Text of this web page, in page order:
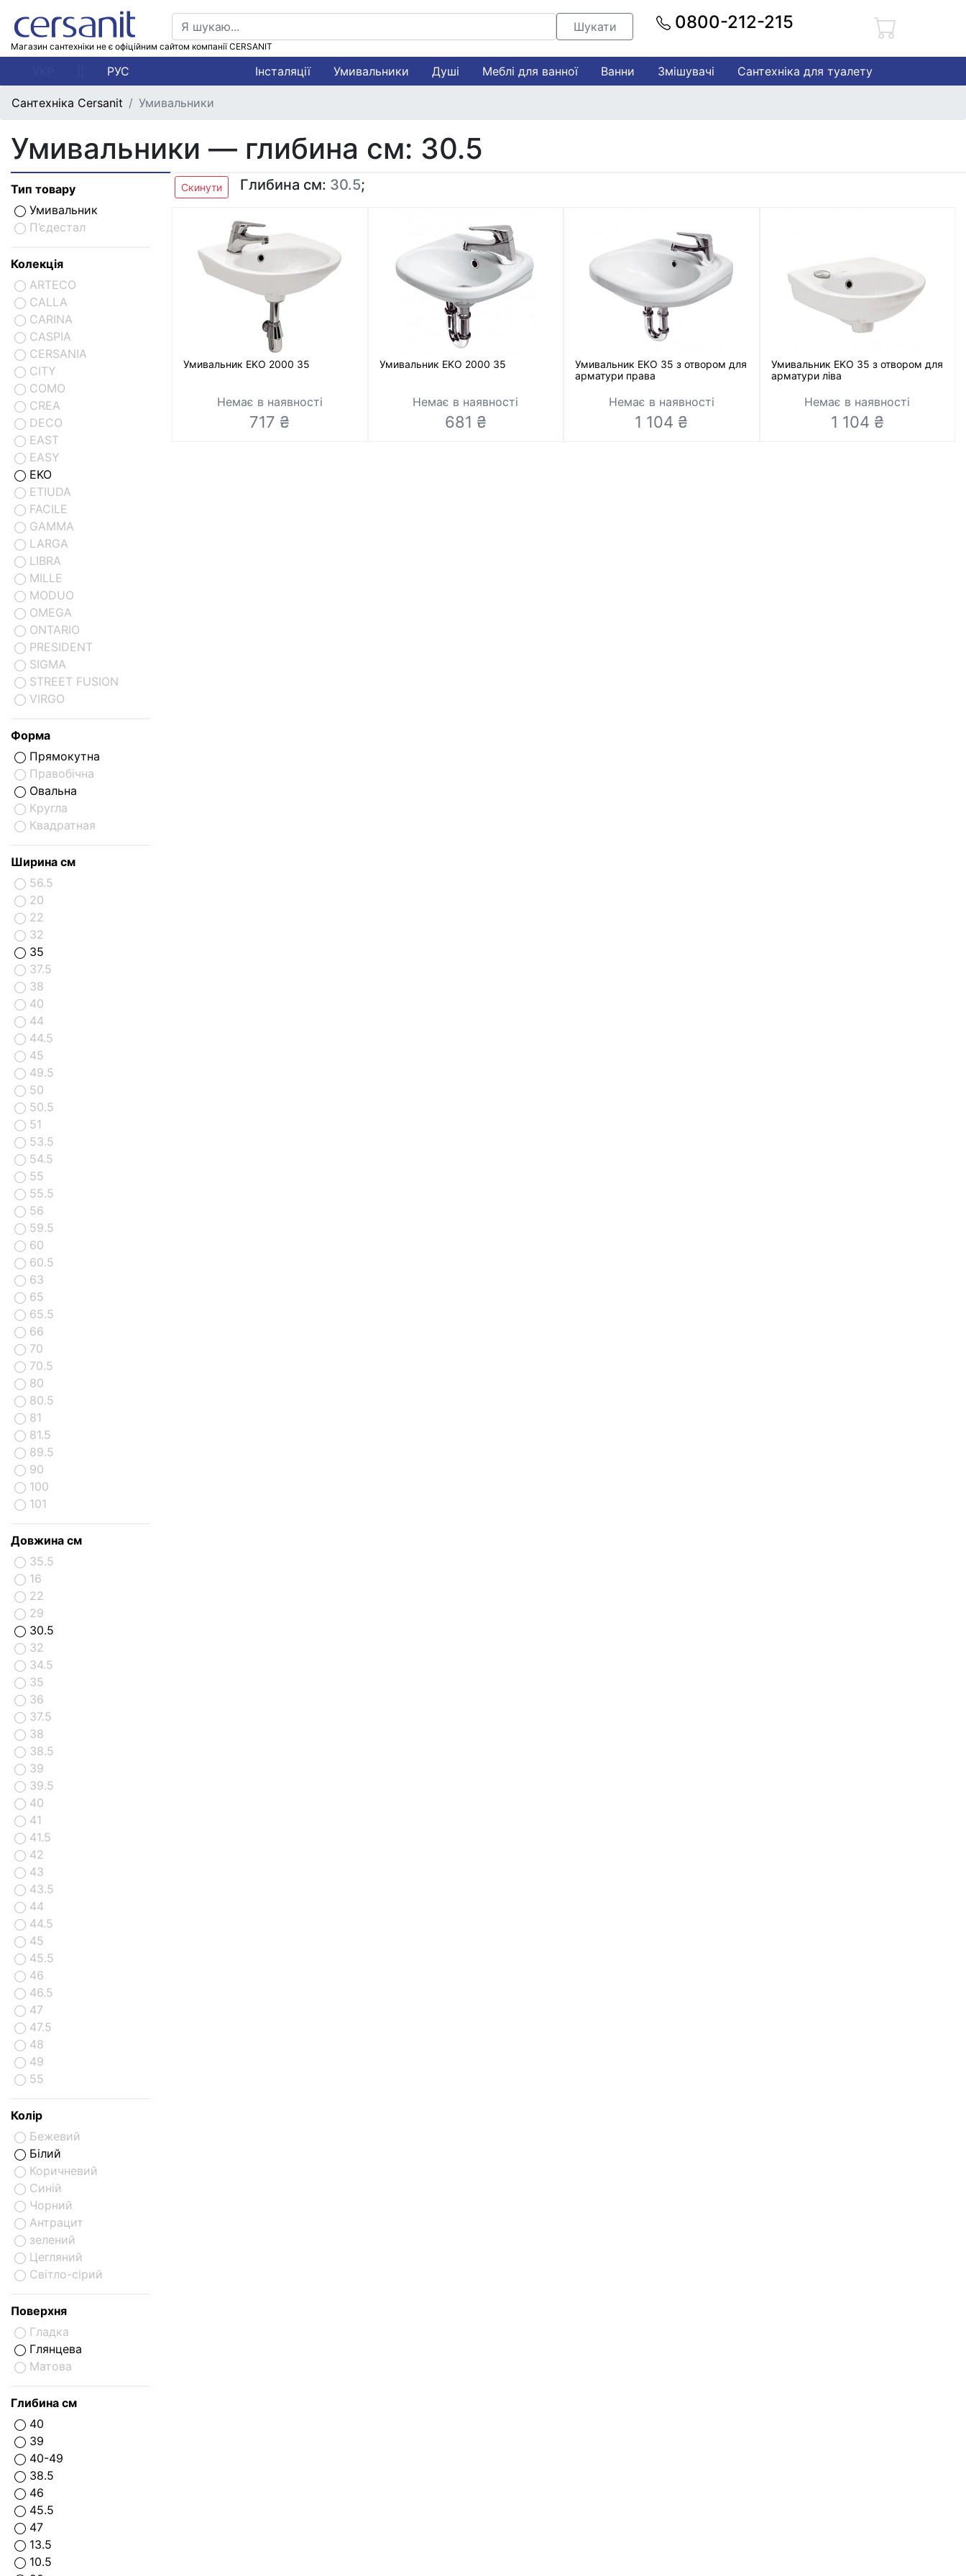
Магазин сантехніки не є офіційним сайтом компанії CERSANIT
Шукати 0800-212-215
РУС Інсталяції Умивальники Душі Меблі для ванної Ванни Змішувачі Сантехніка для туалету
Сантехніка Cersanit Умивальники
Умивальники — глибина см: 30.5
Тип товару
Умивальник
П’єдестал
Колекція
ARTECO
CALLA
CARINA
CASPIA
CERSANIA
CITY
COMO
CREA
DECO
EAST
EASY
EKO
ETIUDA
FACILE
GAMMA
LARGA
LIBRA
MILLE
MODUO
OMEGA
ONTARIO
PRESIDENT
SIGMA
STREET FUSION
VIRGO
Форма
Прямокутна
Правобічна
Овальна
Кругла
Квадратная
Ширина см
56.5
20
22
32
35
37.5
38
40
44
44.5
45
49.5
50
50.5
51
53.5
54.5
55
55.5
56
59.5
60
60.5
63
65
65.5
66
70
70.5
80
80.5
81
81.5
89.5
90
100
101
Довжина см
35.5
16
22
29
30.5
32
34.5
35
36
37.5
38
38.5
39
39.5
40
41
41.5
42
43
43.5
44
44.5
45
45.5
46
46.5
47
47.5
48
49
55
Колір
Бежевий
Білий
Коричневий
Синій
Чорний
Aнтрацит
зелений
Цегляний
Світло-сірий
Поверхня
Гладка
Глянцева
Матова
Глибина см
40
39
40-49
38.5
46
45.5
47
13.5
10.5
Скинути Глибина см: 30.5;
Умивальник EKO 2000 35
Немає в наявності
717 ₴
Умивальник EKO 2000 35
Немає в наявності
681 ₴
Умивальник EKO 35 з отвором для
арматури права
Немає в наявності
1 104 ₴
Умивальник EKO 35 з отвором для
арматури ліва
Немає в наявності
1 104 ₴